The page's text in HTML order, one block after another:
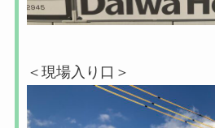
＜現場入り口＞